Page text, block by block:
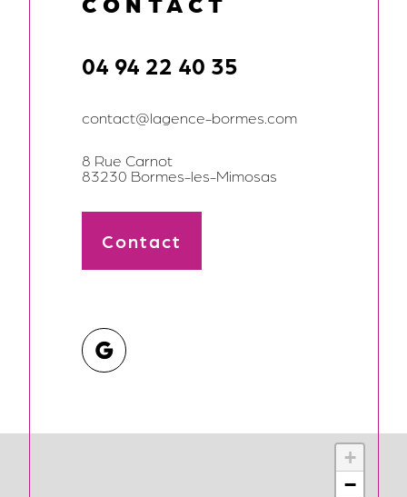
+
−
04 94 22 40 35
contact@lagence-bormes.com
8 Rue Carnot
83230 Bormes-les-Mimosas
Contact